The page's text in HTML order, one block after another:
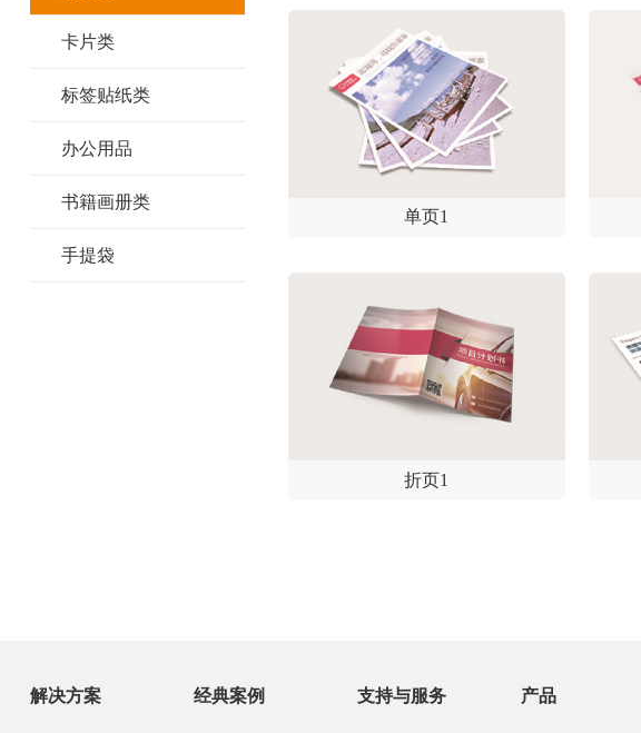
卡片类
标签贴纸类
办公用品
书籍画册类
手提袋
单页1
折页1
解决方案 经典案例 支持与服务 产品